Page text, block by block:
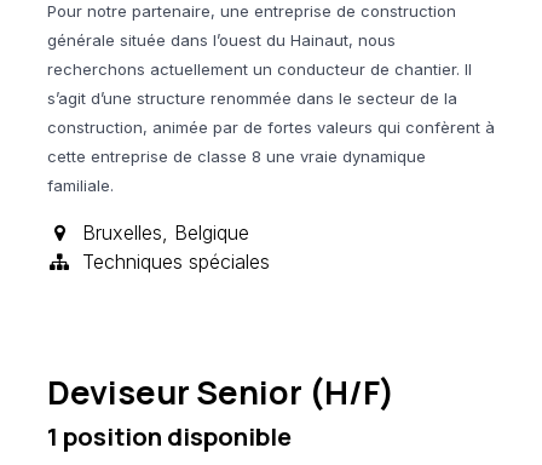
Pour notre partenaire, une entreprise de construction
générale située dans l’ouest du Hainaut, nous
recherchons actuellement un conducteur de chantier. Il
s’agit d’une structure renommée dans le secteur de la
construction, animée par de fortes valeurs qui confèrent à
cette entreprise de classe 8 une vraie dynamique
familiale.
Bruxelles, Belgique
Techniques spéciales
Deviseur Senior (H/F)
1 position disponible